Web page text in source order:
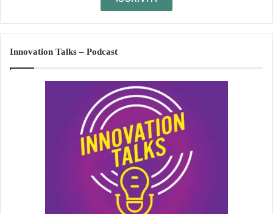
Innovation Talks – Podcast